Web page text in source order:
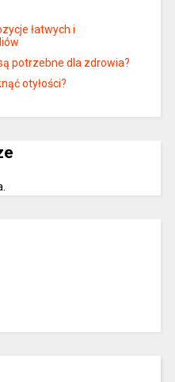
łatwych i
potrzebne dla zdrowia?
otyłości?